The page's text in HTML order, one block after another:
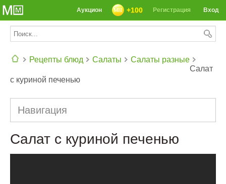
Вход
Регистрация
+100
Аукцион
Рецепты блюд Салаты
Салаты разные
Салат
с куриной печенью
Навигация
Салат с куриной печенью